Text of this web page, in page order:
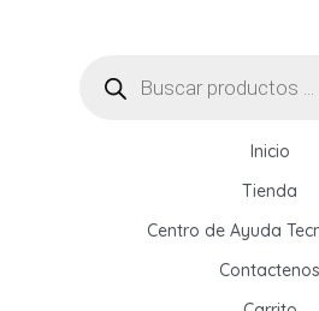
productos
Inicio
Tienda
Centro de Ayuda
Contactenos